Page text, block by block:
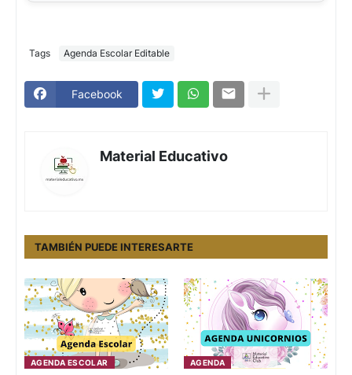
Tags Agenda Escolar Editable
Facebook
Material Educativo
TAMBIÉN PUEDE INTERESARTE
AGENDA ESCOLAR AGENDA